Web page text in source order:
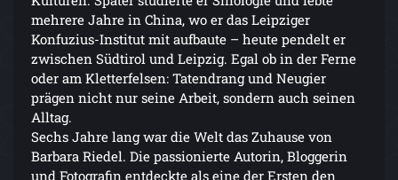
mehrere Jahre in China, wo er das Leipziger
Konfuzius-Institut mit aufbaute – heute pendelt er
zwischen Südtirol und Leipzig. Egal ob in der Ferne
oder am Kletterfelsen: Tatendrang und Neugier
prägen nicht nur seine Arbeit, sondern auch seinen
Alltag.
Sechs Jahre lang war die Welt das Zuhause von
Barbara Riedel. Die passionierte Autorin, Bloggerin
und Fotografin entdeckte als eine der Ersten den